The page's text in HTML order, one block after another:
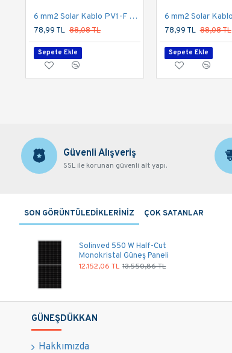
6 mm2 Solar Kablo PV1-F Kırmızı
78,99 TL 88,08 TL
Sepete Ekle
78,99 TL 88,08 TL
Sepete Ekle
Güvenli Alışveriş
SSL ile korunan güvenli alt yapı.
SON GÖRÜNTÜLEDİKLERİNİZ ÇOK SATANLAR
Solinved 550 W Half-Cut
Monokristal Güneş Paneli
12.152,06 TL 13.550,86 TL
GÜNEŞDÜKKAN
Hakkımızda